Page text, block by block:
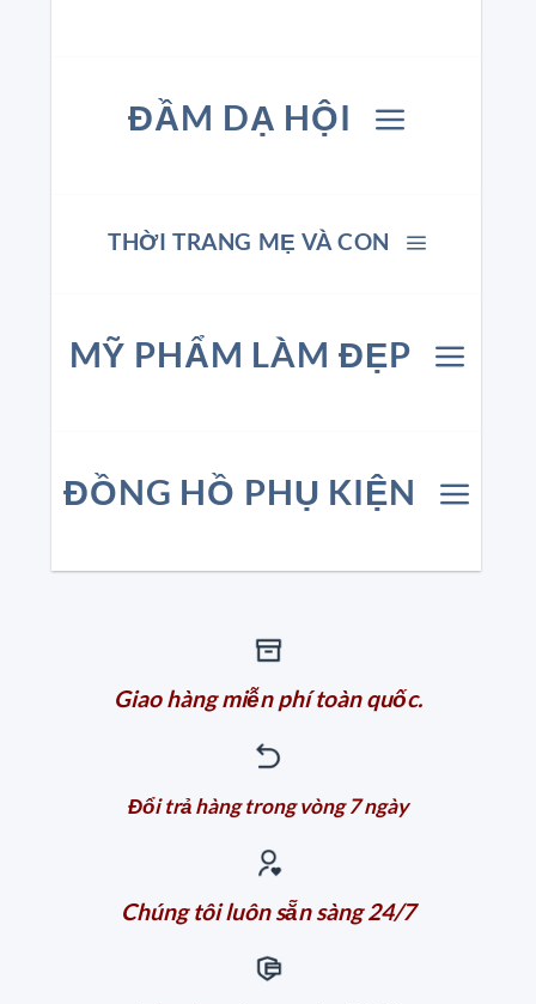
ĐẦM DẠ HỘI
THỜI TRANG MẸ VÀ CON
MỸ PHẨM LÀM ĐẸP
ĐỒNG HỒ PHỤ KIỆN
Giao hàng miễn phí toàn quốc.
Đổi trả hàng trong vòng 7 ngày
Chúng tôi luôn sẵn sàng 24/7